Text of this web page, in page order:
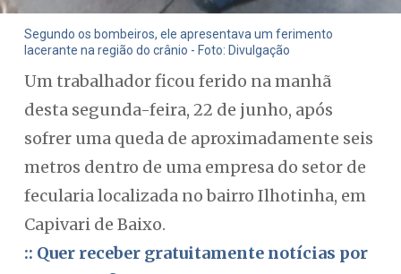
Segundo os bombeiros, ele apresentava um ferimento
lacerante na região do crânio - Foto: Divulgação
Um trabalhador ficou ferido na manhã
desta segunda-feira, 22 de junho, após
sofrer uma queda de aproximadamente seis
metros dentro de uma empresa do setor de
fecularia localizada no bairro Ilhotinha, em
Capivari de Baixo.
:: Quer receber gratuitamente notícias por